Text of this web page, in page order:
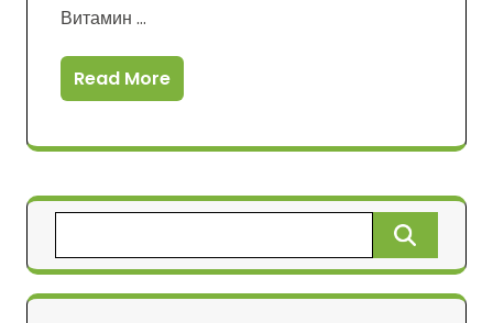
Витамин …
Read More
за: